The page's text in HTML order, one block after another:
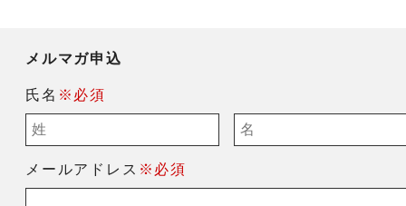
メルマガ申込
氏名 ※必須
メールアドレス ※必須